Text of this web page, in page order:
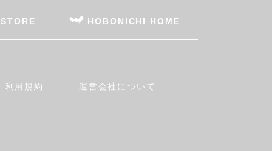
HOBONICHI HOME
利用規約 運営会社について